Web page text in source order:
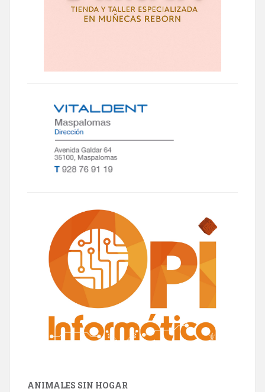
ANIMALES SIN HOGAR